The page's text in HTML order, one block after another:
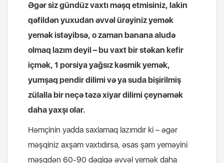
Əgər siz gündüz vaxtı məşq etmisiniz, lakin
qəfildən yuxudan əvvəl ürəyiniz yemək
yemək istəyibsə, o zaman banana aludə
olmaq lazım deyil – bu vaxt bir stəkan kefir
içmək, 1 porsiya yağsız kəsmik yemək,
yumşaq pendir dilimi və ya suda bişirilmiş
zülalla bir neçə təzə xiyar dilimi çeynəmək
daha yaxşı olar.
Həmçinin yadda saxlamaq lazımdır ki – əgər
məşqiniz axşam vaxtıdırsa, əsas şam yeməyini
məşqdən 60-90 dəqiqə əvvəl yemək daha